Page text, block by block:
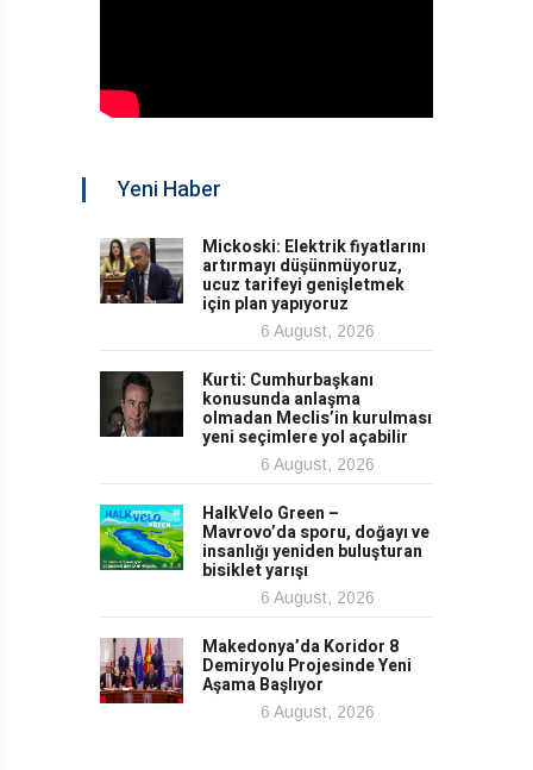
Yeni Haber
Mickoski: Elektrik fiyatlarını
artırmayı düşünmüyoruz,
ucuz tarifeyi genişletmek
için plan yapıyoruz
6 August, 2026
Kurti: Cumhurbaşkanı
konusunda anlaşma
olmadan Meclis’in kurulması
yeni seçimlere yol açabilir
6 August, 2026
HalkVelo Green –
Mavrovo’da sporu, doğayı ve
insanlığı yeniden buluşturan
bisiklet yarışı
6 August, 2026
Makedonya’da Koridor 8
Demiryolu Projesinde Yeni
Aşama Başlıyor
6 August, 2026